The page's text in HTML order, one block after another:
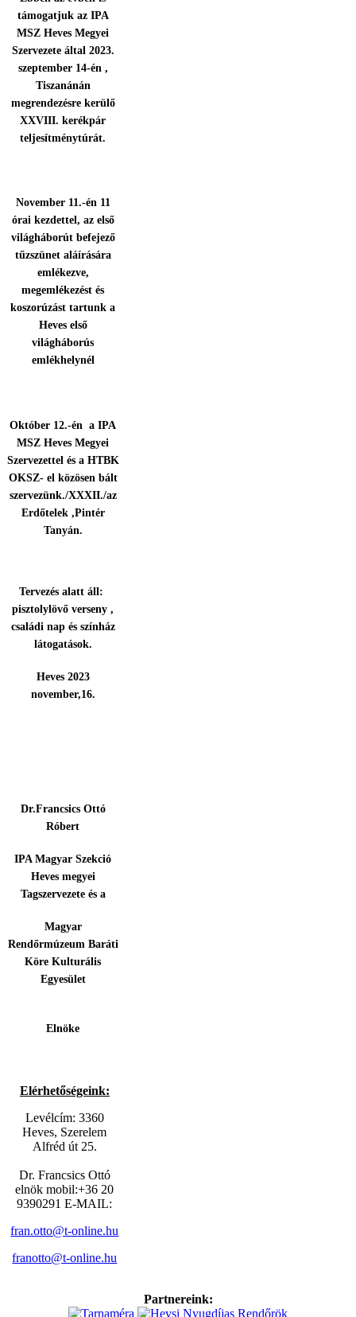
támogatjuk az IPA
MSZ Heves Megyei
Szervezete által 2023.
szeptember 14-én ,
Tiszanánán
megrendezésre kerülő
XXVIII. kerékpár
teljesítménytúrát.
November 11.-én 11
órai kezdettel, az első
világháborút befejező
tűzszünet aláírására
emlékezve,
megemlékezést és
koszorúzást tartunk a
Heves első
világháborús
emlékhelynél
Október 12.-én a IPA
MSZ Heves Megyei
Szervezettel és a HTBK
OKSZ- el közösen bált
szervezünk./XXXII./az
Erdőtelek ,Pintér
Tanyán.
Tervezés alatt áll:
pisztolylövő verseny ,
családi nap és színház
látogatások.
Heves 2023
november,16.
Dr.Francsics Ottó
Róbert
IPA Magyar Szekció
Heves megyei
Tagszervezete és a
Magyar
Rendőrmúzeum Baráti
Köre Kulturális
Egyesület
Elnöke
Elérhetőségeink:
Levélcím: 3360
Heves, Szerelem
Alfréd út 25.
Dr. Francsics Ottó
elnök mobil:+36 20
9390291 E-MAIL:
fran.otto@t-online.hu
franotto@t-online.hu
Partnereink: